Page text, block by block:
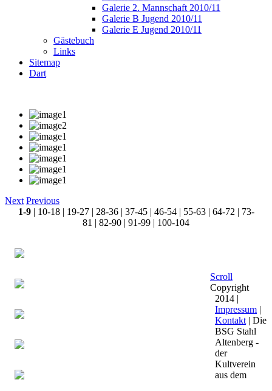
Galerie 2. Mannschaft 2010/11
Galerie B Jugend 2010/11
Galerie E Jugend 2010/11
Gästebuch
Links
Sitemap
Dart
Next Previous
1-9| 10-18| 19-27| 28-36| 37-45| 46-54| 55-63| 64-72 | 73-
81 | 82-90 | 91-99 | 100-104
Scroll
Copyright
2014 |
Impressum |
Kontakt | Die
BSG Stahl
Altenberg -
der
Kultverein
aus dem